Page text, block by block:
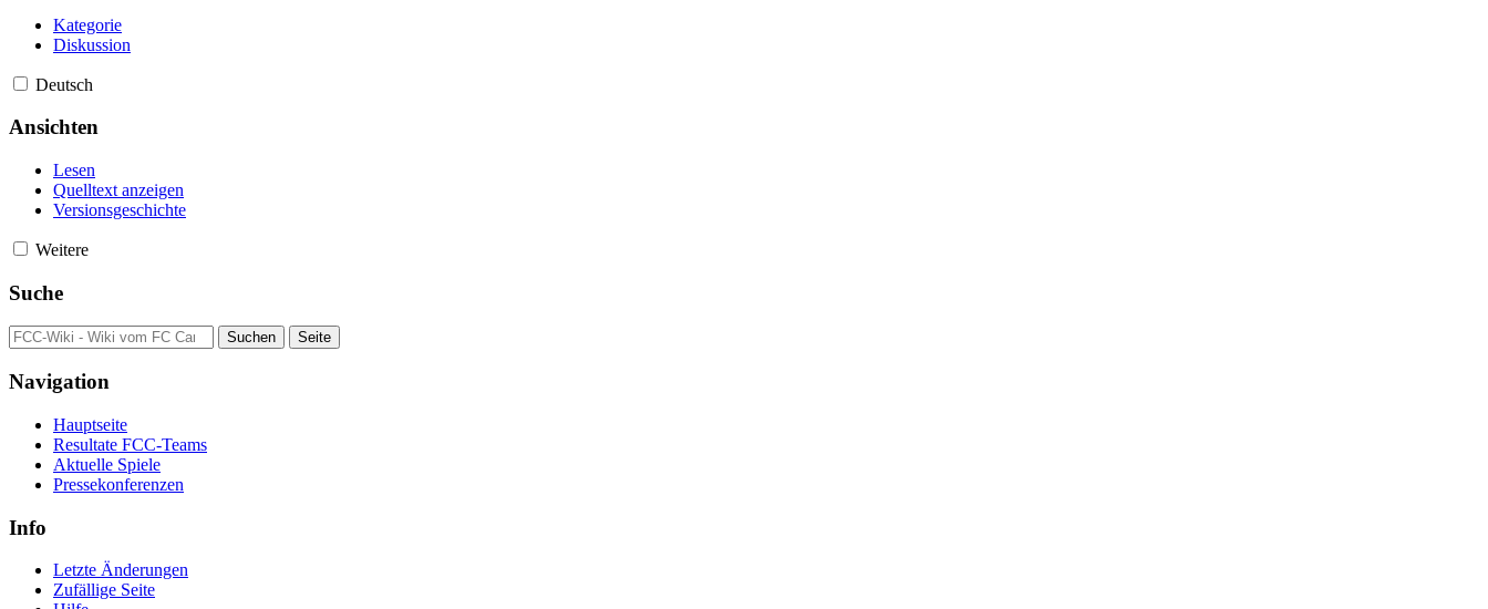
Kategorie
Diskussion
Deutsch
Ansichten
Lesen
Quelltext anzeigen
Versionsgeschichte
Weitere
Suche
Navigation
Hauptseite
Resultate FCC-Teams
Aktuelle Spiele
Pressekonferenzen
Info
Letzte Änderungen
Zufällige Seite